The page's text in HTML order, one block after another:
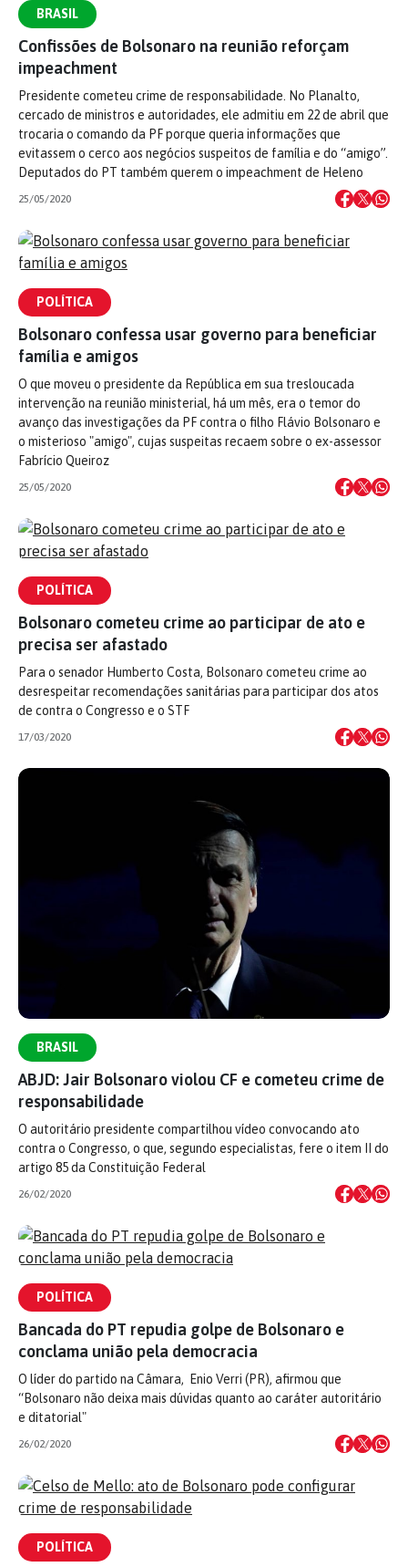
BRASIL
Confissões de Bolsonaro na reunião reforçam
impeachment
Presidente cometeu crime de responsabilidade. No Planalto,
cercado de ministros e autoridades, ele admitiu em 22 de abril que
trocaria o comando da PF porque queria informações que
evitassem o cerco aos negócios suspeitos de família e do “amigo”.
Deputados do PT também querem o impeachment de Heleno
25/05/2020
POLÍTICA
Bolsonaro confessa usar governo para beneficiar
família e amigos
O que moveu o presidente da República em sua tresloucada
intervenção na reunião ministerial, há um mês, era o temor do
avanço das investigações da PF contra o filho Flávio Bolsonaro e
o misterioso "amigo", cujas suspeitas recaem sobre o ex-assessor
Fabrício Queiroz
25/05/2020
POLÍTICA
Bolsonaro cometeu crime ao participar de ato e
precisa ser afastado
Para o senador Humberto Costa, Bolsonaro cometeu crime ao
desrespeitar recomendações sanitárias para participar dos atos
de contra o Congresso e o STF
17/03/2020
BRASIL
ABJD: Jair Bolsonaro violou CF e cometeu crime de
responsabilidade
O autoritário presidente compartilhou vídeo convocando ato
contra o Congresso, o que, segundo especialistas, fere o item II do
artigo 85 da Constituição Federal
26/02/2020
POLÍTICA
Bancada do PT repudia golpe de Bolsonaro e
conclama união pela democracia
O líder do partido na Câmara, Enio Verri (PR), afirmou que
“Bolsonaro não deixa mais dúvidas quanto ao caráter autoritário
e ditatorial"
26/02/2020
POLÍTICA